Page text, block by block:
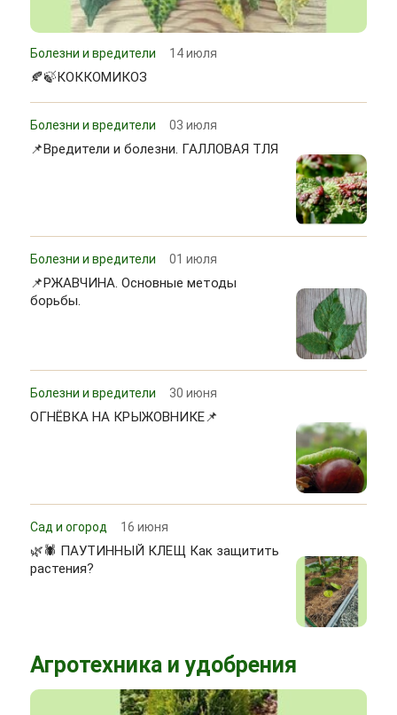
Болезни и вредители 14 июля
🍂🍃КОККОМИКОЗ
Болезни и вредители 03 июля
📌Вредители и болезни. ГАЛЛОВАЯ ТЛЯ
Болезни и вредители 01 июля
📌РЖАВЧИНА. Основные методы
борьбы.
Болезни и вредители 30 июня
ОГНЁВКА НА КРЫЖОВНИКЕ📌
Сад и огород 16 июня
🌿🕷 ПАУТИННЫЙ КЛЕЩ Как защитить
растения?
Агротехника и удобрения